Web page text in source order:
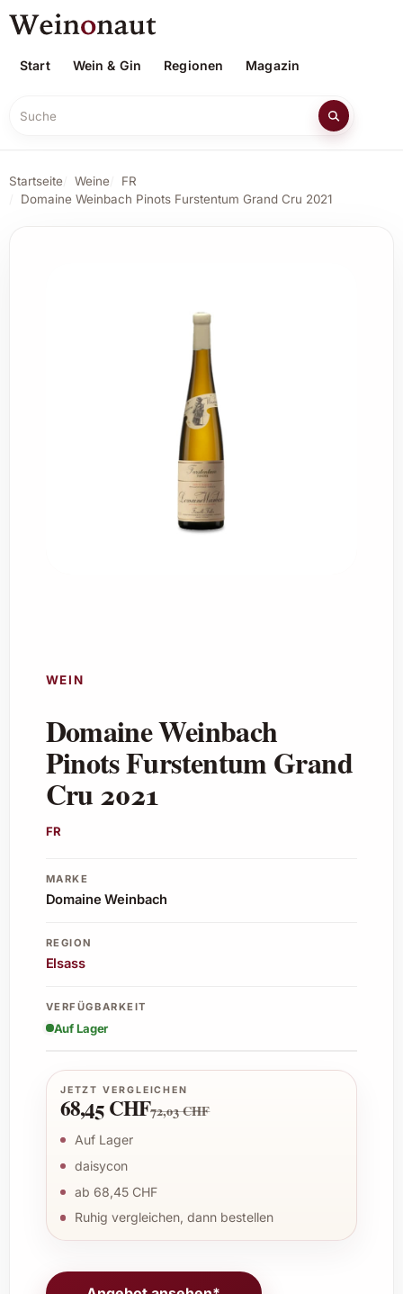
Start Wein & Gin Regionen Magazin
Suche
Startseite Weine
FR
Domaine Weinbach Pinots Furstentum Grand Cru 2021
WEIN
Domaine Weinbach
Pinots Furstentum Grand
Cru 2021
FR
MARKE
Domaine Weinbach
REGION
Elsass
VERFÜGBARKEIT
Auf Lager
JETZT VERGLEICHEN
68,45 CHF72,03 CHF
Auf Lager
daisycon
ab 68,45 CHF
Ruhig vergleichen, dann bestellen